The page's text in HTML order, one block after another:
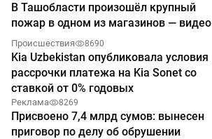
В Ташобласти произошёл крупный
пожар в одном из магазинов — видео
Происшествия 8690
Kia Uzbekistan опубликовала условия
рассрочки платежа на Kia Sonet со
ставкой от 0% годовых
Реклама 8269
Присвоено 7,4 млрд сумов: вынесен
приговор по делу об обрушении